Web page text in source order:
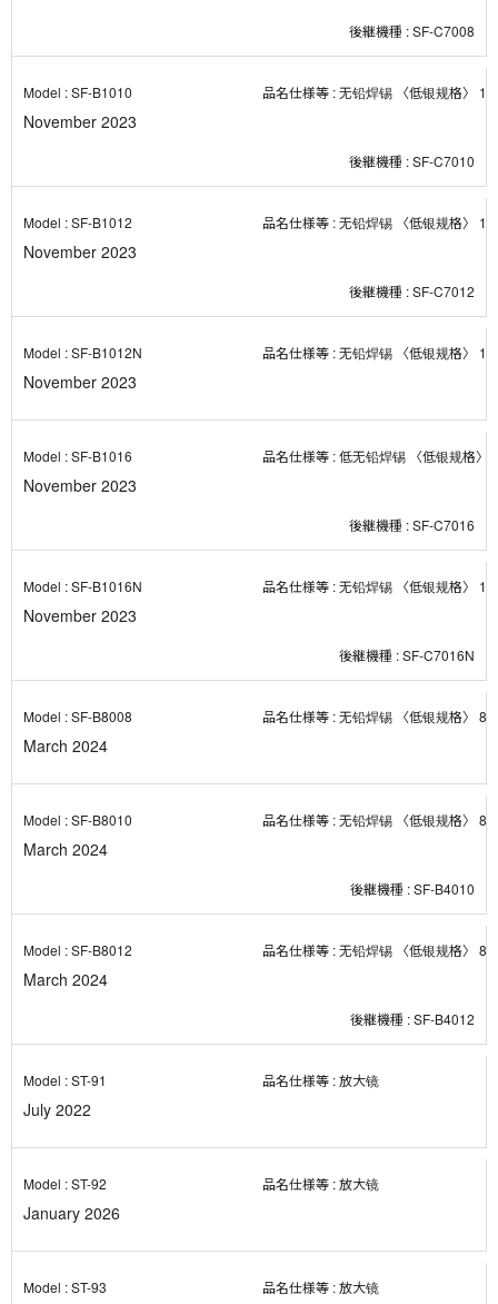
SF-C7008
SF-B1010 无铅焊锡 〈低银规格〉 1
November 2023
SF-C7010
SF-B1012 无铅焊锡 〈低银规格〉 1
November 2023
SF-C7012
SF-B1012N 无铅焊锡 〈低银规格〉 1
November 2023
SF-B1016 低无铅焊锡 〈低银规格〉
November 2023
SF-C7016
SF-B1016N 无铅焊锡 〈低银规格〉 1
November 2023
SF-C7016N
SF-B8008 无铅焊锡 〈低银规格〉 8
March 2024
SF-B8010 无铅焊锡 〈低银规格〉 8
March 2024
SF-B4010
SF-B8012 无铅焊锡 〈低银规格〉 8
March 2024
SF-B4012
ST-91 放大镜
July 2022
ST-92 放大镜
January 2026
ST-93 放大镜